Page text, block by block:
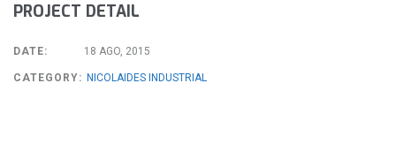
PROJECT DETAIL
DATE: 18 AGO, 2015
CATEGORY: NICOLAIDES INDUSTRIAL